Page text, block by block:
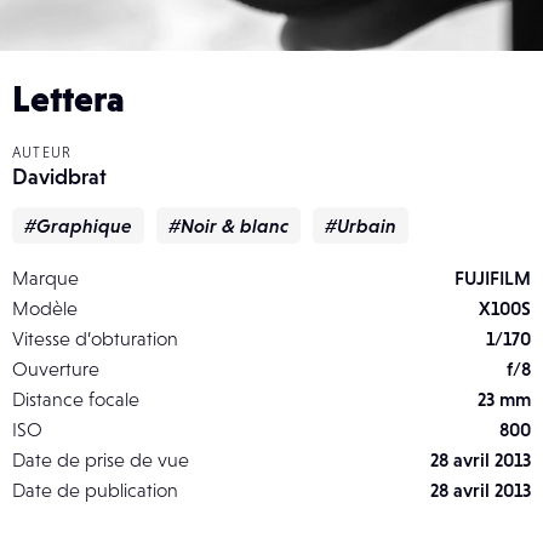
Lettera
AUTEUR
Davidbrat
#Graphique #Noir & blanc #Urbain
Marque
FUJIFILM
Modèle
X100S
Vitesse d’obturation
1/170
Ouverture
f/8
Distance focale
23 mm
ISO
800
Date de prise de vue
28 avril 2013
Date de publication
28 avril 2013